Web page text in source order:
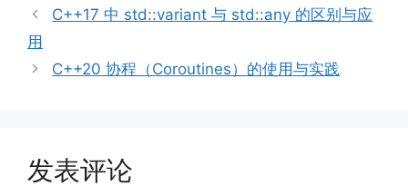
类
C++17 中 std::variant 与 std::any 的区别与应
用
C++20 协程（Coroutines）的使用与实践
发表评论